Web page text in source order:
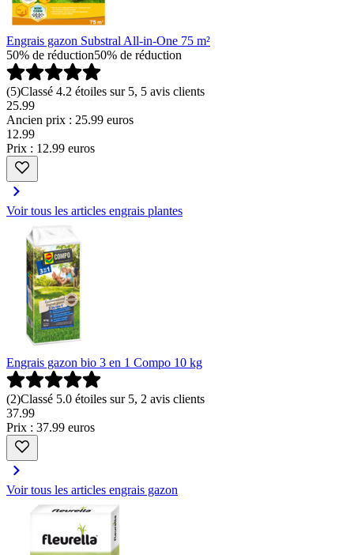
Engrais gazon Substral All-in-One 75 m²
50% de réduction50% de réduction
(5)Classé 4.2 étoiles sur 5, 5 avis clients
25.99
Ancien prix : 25.99 euros
12.99
Prix : 12.99 euros
Voir tous les articles engrais plantes
Engrais gazon bio 3 en 1 Compo 10 kg
(2)Classé 5.0 étoiles sur 5, 2 avis clients
37.99
Prix : 37.99 euros
Voir tous les articles engrais gazon